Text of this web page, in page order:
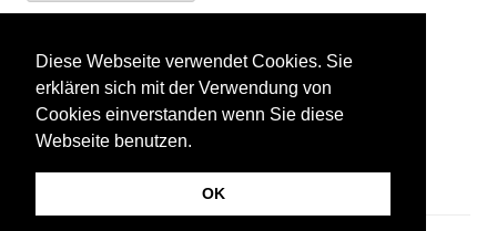
Diese Webseite verwendet Cookies. Sie
erklären sich mit der Verwendung von
Cookies einverstanden wenn Sie diese
Webseite benutzen.
OK
INTERN
Event Planung